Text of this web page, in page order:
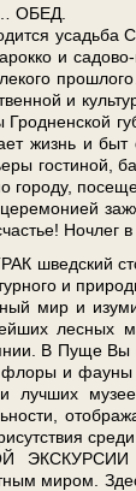
ОБЕД.
и
и
жизнь и
гостиной,
го­ро­ду,
це­ре­мо­ни­ей
Ноч­лег в
швед­ский
и
мир и
лесных
В Пу­ще Вы
и фа­у­ны
луч­ших
ЭКСКУРСИИ
ми­ром.